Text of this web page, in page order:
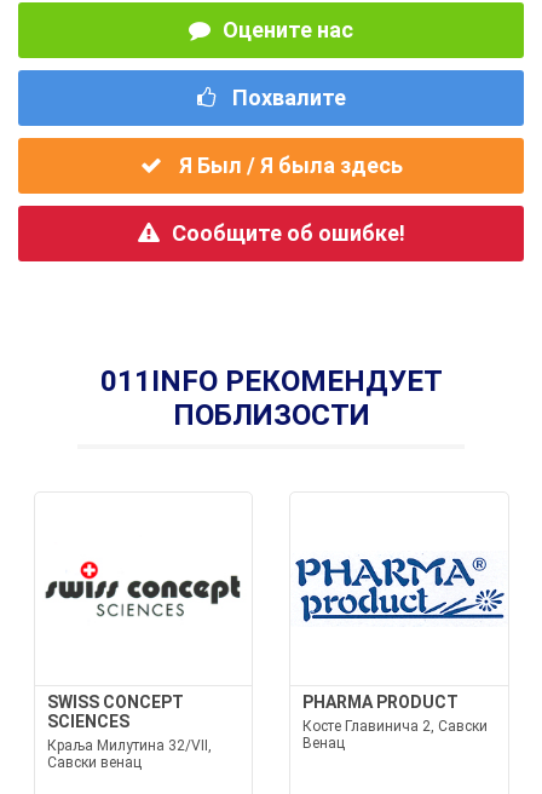
Оцените нас
Похвалите
Я Был / Я была здесь
Сообщите об ошибке!
011INFO РЕКОМЕНДУЕТ
ПОБЛИЗОСТИ
SWISS CONCEPT
SCIENCES
Краља Милутина 32/VII,
Савски венац
PHARMA PRODUCT
Косте Главинича 2, Савски
Венац